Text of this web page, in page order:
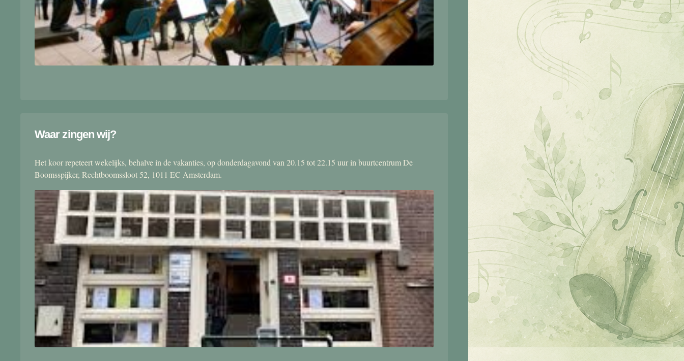
Waar zingen wij?
Het koor repeteert wekelijks, behalve in de vakanties, op donderdagavond van 20.15 tot 22.15 uur in buurtcentrum De
Boomsspijker, Rechtboomssloot 52, 1011 EC Amsterdam.